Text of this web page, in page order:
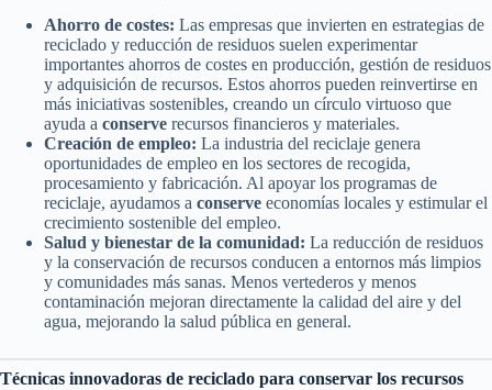
Ahorro de costes: Las empresas que invierten en estrategias de
reciclado y reducción de residuos suelen experimentar
importantes ahorros de costes en producción, gestión de residuos
y adquisición de recursos. Estos ahorros pueden reinvertirse en
más iniciativas sostenibles, creando un círculo virtuoso que
ayuda a conserve recursos financieros y materiales.
Creación de empleo: La industria del reciclaje genera
oportunidades de empleo en los sectores de recogida,
procesamiento y fabricación. Al apoyar los programas de
reciclaje, ayudamos a conserve economías locales y estimular el
crecimiento sostenible del empleo.
Salud y bienestar de la comunidad: La reducción de residuos
y la conservación de recursos conducen a entornos más limpios
y comunidades más sanas. Menos vertederos y menos
contaminación mejoran directamente la calidad del aire y del
agua, mejorando la salud pública en general.
Técnicas innovadoras de reciclado para conservar los recursos